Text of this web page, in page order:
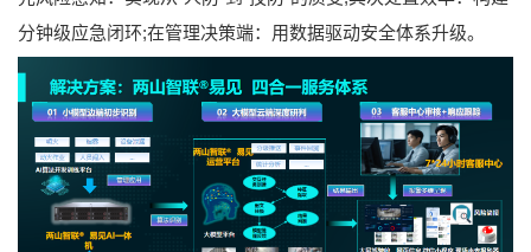
分钟级应急闭环;在管理决策端：用数据驱动安全体系升级。